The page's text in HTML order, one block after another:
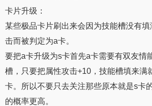
卡片升级：
某些极品卡片刷出来会因为技能槽没有
击而被判定为a卡。
要把a卡升级为s卡首先a卡需要有双友情
槽，只要把属性攻击+10，技能槽填来满
卡。所以不要只去关注那些原本就是s卡
的概率更高。